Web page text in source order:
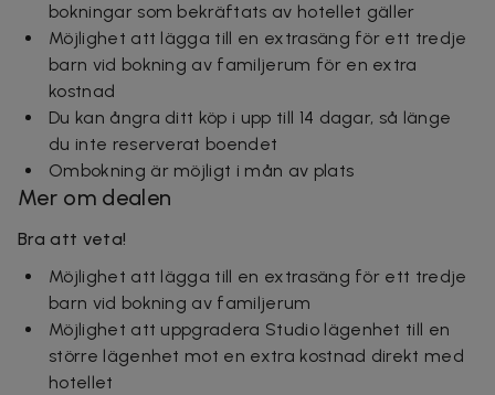
bokningar som bekräftats av hotellet gäller
Möjlighet att lägga till en extrasäng för ett tredje
barn vid bokning av familjerum för en extra
kostnad
Du kan ångra ditt köp i upp till 14 dagar, så länge
du inte reserverat boendet
Ombokning är möjligt i mån av plats
Mer om dealen
Bra att veta!
Möjlighet att lägga till en extrasäng för ett tredje
barn vid bokning av familjerum
Möjlighet att uppgradera Studio lägenhet till en
större lägenhet mot en extra kostnad direkt med
hotellet